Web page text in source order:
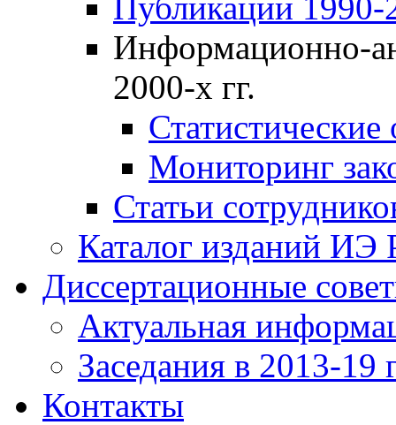
Информационно-
2000-х гг.
Мониторинг
Статьи
Каталог изданий ИЭ
Диссертационные
Актуальная
Заседания в 2013-19
Контакты